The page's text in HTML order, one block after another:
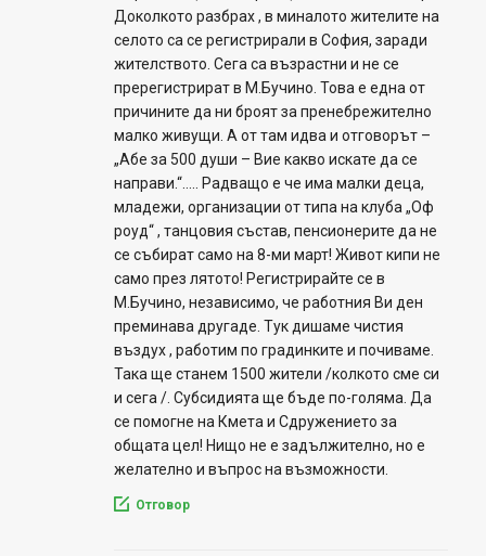
Доколкото разбрах , в миналото жителите на
селото са се регистрирали в София, заради
жителството. Сега са възрастни и не се
пререгистрират в М.Бучино. Това е една от
причините да ни броят за пренебрежително
малко живущи. А от там идва и отговорът –
„Абе за 500 души – Вие какво искате да се
направи.“….. Радващо е че има малки деца,
младежи, организации от типа на клуба „Оф
роуд“ , танцовия състав, пенсионерите да не
се събират само на 8-ми март! Живот кипи не
само през лятото! Регистрирайте се в
М.Бучино, независимо, че работния Ви ден
преминава другаде. Тук дишаме чистия
въздух , работим по градинките и почиваме.
Така ще станем 1500 жители /колкото сме си
и сега /. Субсидията ще бъде по-голяма. Да
се помогне на Кмета и Сдружението за
общата цел! Нищо не е задължително, но е
желателно и въпрос на възможности.
Отговор